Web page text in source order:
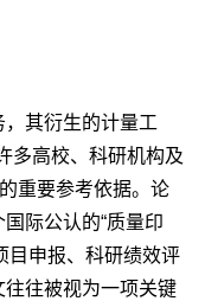
其衍生的计量工
多高校、科研机构及
重要参考依据。论
际公认的“质量印
目申报、科研绩效评
往被视为一项关键